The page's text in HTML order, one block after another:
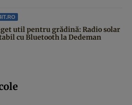
util pentru grădină: Radio solar
cu Bluetooth la Dedeman